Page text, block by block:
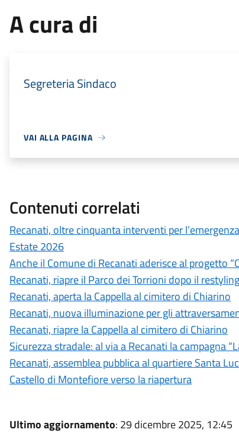
A cura di
Segreteria Sindaco
VAI ALLA PAGINA
Contenuti correlati
Recanati, oltre cinquanta interventi per
Estate 2026
Anche il Comune di Recanati aderisce al progetto
Recanati, riapre il Parco dei Torrioni dopo il restyling
Recanati, aperta la Cappella al cimitero di Chiarino
Recanati, nuova illuminazione per gli
Recanati, riapre la Cappella al cimitero di Chiarino
Sicurezza stradale: al via a Recanati la campagna
Recanati, assemblea pubblica al quartiere Santa
Castello di Montefiore verso la riapertura
Ultimo aggiornamento: 29 dicembre 2025, 12:45